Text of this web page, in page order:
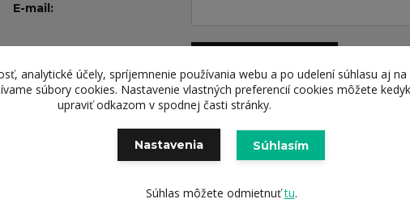
E-mail:
analytické účely, spríjemnenie používania webu a po udelení súhlasu aj na
súbory cookies. Nastavenie vlastných preferencií cookies môžete
upraviť odkazom v spodnej časti stránky.
Nastavenia Súhlasím
Súhlas môžete odmietnuťtu.